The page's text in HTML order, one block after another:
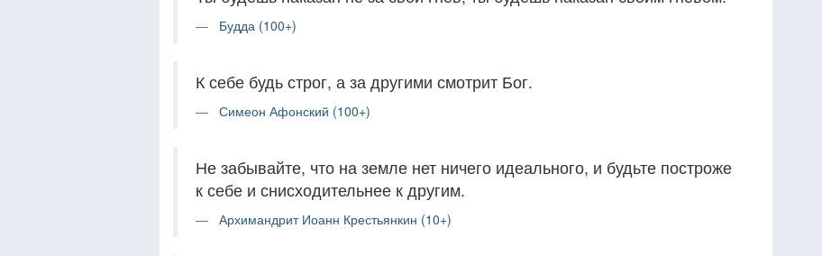
Будда (100+)
К себе будь строг, а за другими смотрит Бог.
Симеон Афонский (100+)
Не забывайте, что на земле нет ничего идеального, и будьте построже
к себе и снисходительнее к другим.
Архимандрит Иоанн Крестьянкин (10+)